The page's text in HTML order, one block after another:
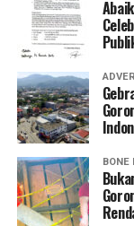
serta
track referral
).
Koordinator Desa
Hutadaa
yang
harian.
“Kader adalah
keluarganya.
memastikan
BONE